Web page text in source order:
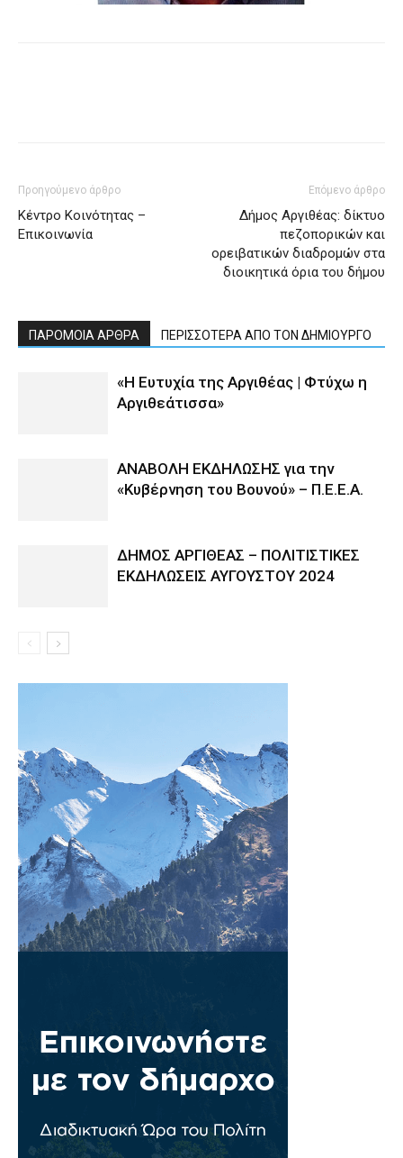
Προηγούμενο άρθρο
Κέντρο Κοινότητας –
Επικοινωνία
Επόμενο άρθρο
Δήμος Αργιθέας: δίκτυο
πεζοπορικών και
ορειβατικών διαδρομών στα
διοικητικά όρια του δήμου
ΠΑΡΟΜΟΙΑ ΑΡΘΡΑ ΠΕΡΙΣΣΟΤΕΡΑ ΑΠΟ ΤΟΝ ΔΗΜΙΟΥΡΓΟ
«Η Ευτυχία της Αργιθέας | Φτύχω η
Αργιθεάτισσα»
ΑΝΑΒΟΛΗ ΕΚΔΗΛΩΣΗΣ για την
«Κυβέρνηση του Βουνού» – Π.Ε.Ε.Α.
ΔΗΜΟΣ ΑΡΓΙΘΕΑΣ – ΠΟΛΙΤΙΣΤΙΚΕΣ
ΕΚΔΗΛΩΣΕΙΣ ΑΥΓΟΥΣΤΟΥ 2024